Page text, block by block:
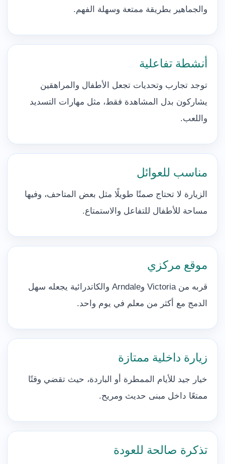
والجماهير بطريقة ممتعة وسهلة الفهم.
أنشطة تفاعلية
توجد تجارب وتحديات تجعل الأطفال والمراهقين
يشاركون بدل المشاهدة فقط، مثل مهارات التسديد
واللعب.
مناسب للعوائل
الزيارة لا تحتاج صمتًا طويلًا مثل بعض المتاحف، وفيها
مساحة للأطفال للتفاعل والاستمتاع.
موقع مركزي
قربه من Victoria وArndale والكاتدرائية يجعله سهل
الدمج مع أكثر من معلم في يوم واحد.
زيارة داخلية ممتازة
خيار جيد للأيام الممطرة أو الباردة، حيث تقضي وقتًا
ممتعًا داخل مبنى حديث ومريح.
تذكرة صالحة للعودة